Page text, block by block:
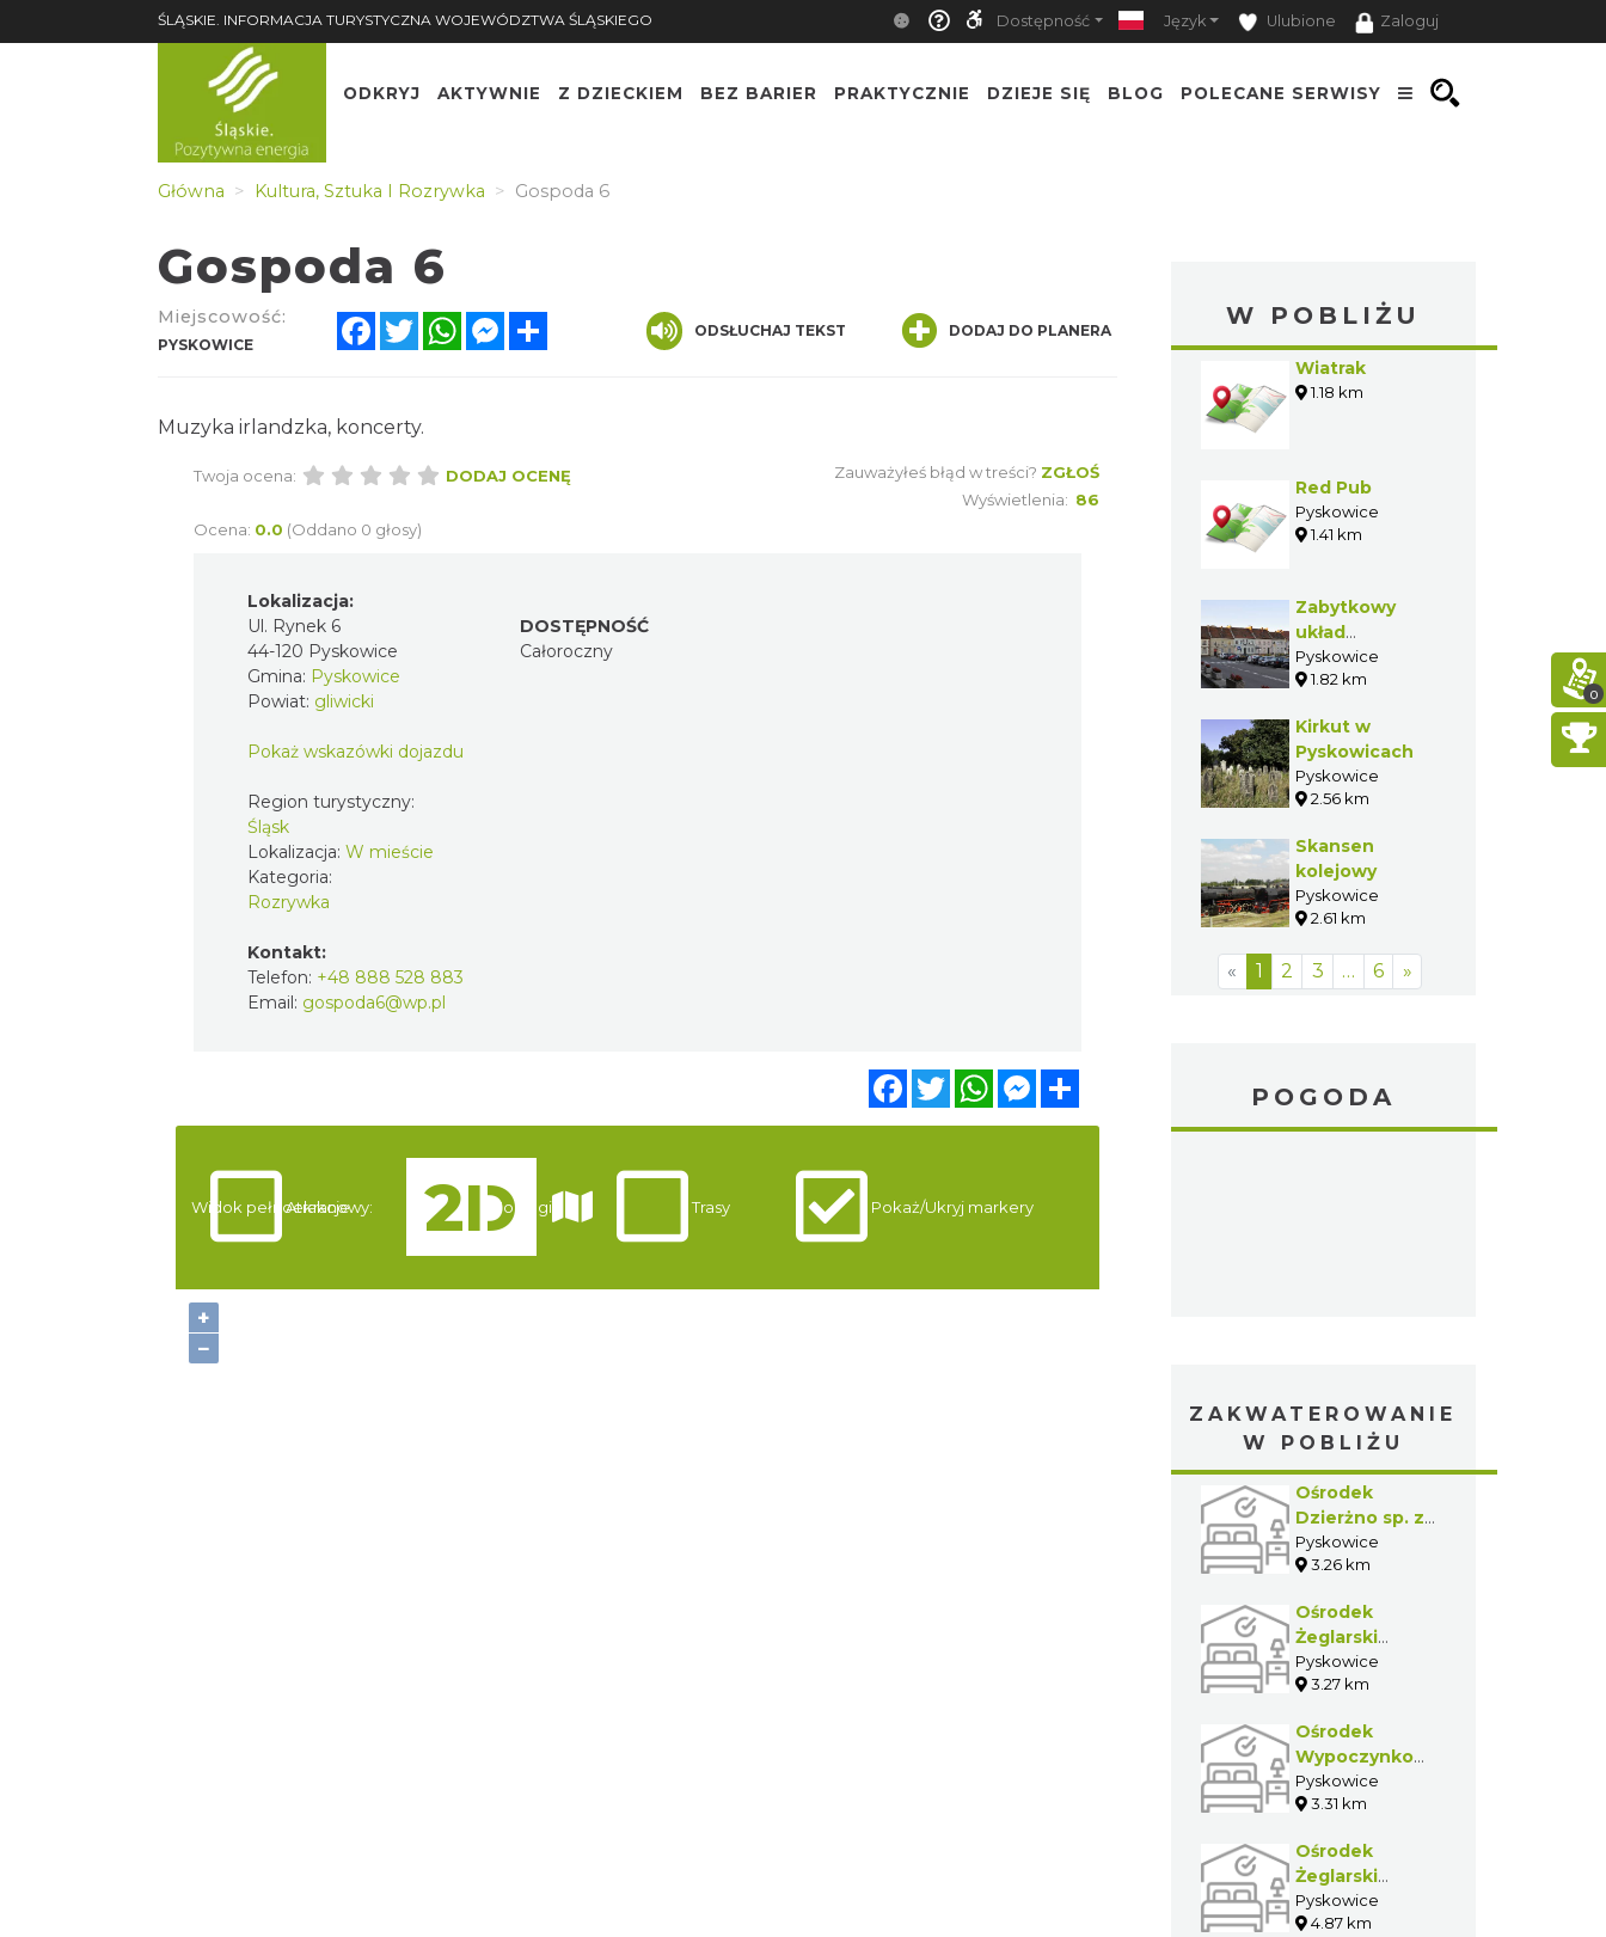
ŚLĄSKIE. INFORMACJA TURYSTYCZNA WOJEWÓDZTWA ŚLĄSKIEGO Dostępność Język Ulubione Zaloguj
ODKRYJ AKTYWNIE Z DZIECKIEM BEZ BARIER PRAKTYCZNIE DZIEJE SIĘ BLOG POLECANE SERWISY
Główna Kultura, Sztuka I Rozrywka Gospoda 6
Gospoda 6
Miejscowość:
PYSKOWICE
FacebookTwitterWhatsAppMessenger ODSŁUCHAJ TEKST DODAJ DO PLANERA
Muzyka irlandzka, koncerty.
Twoja ocena: DODAJ OCENĘ
Ocena: 0.0 (Oddano 0 głosy)
Zauważyłeś błąd w treści? ZGŁOŚ
Wyświetlenia: 86
Lokalizacja:
Ul. Rynek 6
44-120 Pyskowice
Gmina: Pyskowice
Powiat: gliwicki
Pokaż wskazówki dojazdu
Region turystyczny:
Śląsk
Lokalizacja: W mieście
Kategoria:
Rozrywka
Kontakt:
Telefon: +48 888 528 883
Email: gospoda6@wp.pl
DOSTĘPNOŚĆ
Całoroczny
FacebookTwitterWhatsAppMessenger
+
−
Widok pełnoekranowy:
Atrakcje Noclegi Trasy Pokaż/Ukryj markery
W POBLIŻU
Wiatrak
1.18 km
Red Pub
Pyskowice
1.41 km
Zabytkowy
układ
urbanistyczny
Pyskowic
Pyskowice
1.82 km
Kirkut w
Pyskowicach
Pyskowice
2.56 km
Skansen
kolejowy
Pyskowice
2.61 km
« 1 2 3 … 6 »
POGODA
ZAKWATEROWANIE
W POBLIŻU
Ośrodek
Dzierżno sp. z
o.o.
Pyskowice
3.26 km
Ośrodek
Żeglarski
Posejdon
Pyskowice
3.27 km
Ośrodek
Wypoczynkowy
"Łabędź"
Pyskowice
3.31 km
Ośrodek
Żeglarski
Maytur
Pyskowice
4.87 km
0